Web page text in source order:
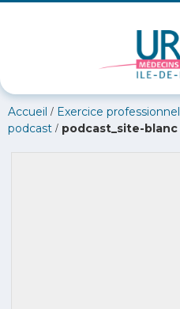
Accueil / Exercice professionnel
podcast / podcast_site-blanc